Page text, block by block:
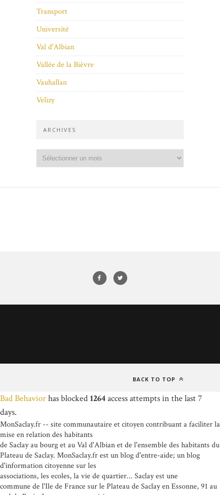
Transport
Université
Val d'Albian
Vallée de la Bièvre
Vauhallan
Velizy
ARCHIVES
BACK TO TOP
Bad Behaviorhas blocked1264access attempts in the last 7
days.
MonSaclay.fr -- site communautaire et citoyen contribuant a faciliter la
mise en relation des habitants
de Saclay au bourg et au Val d'Albian et de l'ensemble des habitants du
Plateau de Saclay. MonSaclay.fr est un blog d'entre-aide; un blog
d'information citoyenne sur les
associations, les ecoles, la vie de quartier... Saclay est une
commune de l'Ile de France sur le Plateau de Saclay en Essonne, 91 au